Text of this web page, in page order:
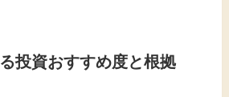
投資おすすめ度と根拠